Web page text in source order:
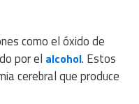
como el óxido de
por el alcohol. Estos
cerebral que produce